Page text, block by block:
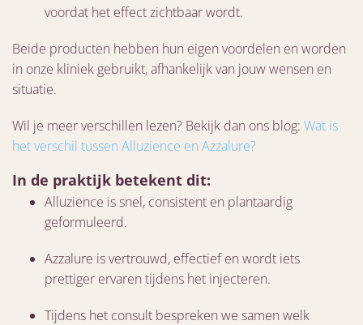
voordat het effect zichtbaar wordt.
Beide producten hebben hun eigen voordelen en worden
in onze kliniek gebruikt, afhankelijk van jouw wensen en
situatie.
Wil je meer verschillen lezen? Bekijk dan ons blog: Wat is
het verschil tussen Alluzience en Azzalure?
In de praktijk betekent dit:
Alluzience is snel, consistent en plantaardig
geformuleerd.
Azzalure is vertrouwd, effectief en wordt iets
prettiger ervaren tijdens het injecteren.
Tijdens het consult bespreken we samen welk